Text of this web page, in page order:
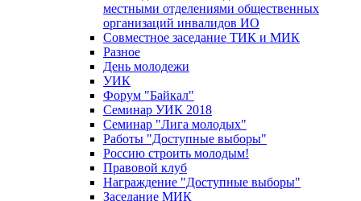
местными отделениями общественных
организаций инвалидов ИО
Совместное заседание ТИК и МИК
Разное
День молодежи
УИК
Форум "Байкал"
Семинар УИК 2018
Семинар "Лига молодых"
Работы "Доступные выборы"
Россию строить молодым!
Правовой клуб
Награждение "Доступные выборы"
Заседание МИК